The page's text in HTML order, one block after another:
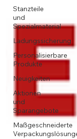
Stanzteile
und
Spezialmaterial
Ladungssicherung
Personalisierbare
Produkte
Neuigkeiten
Aktionen
und
Sparangebote
Maßgeschneiderte